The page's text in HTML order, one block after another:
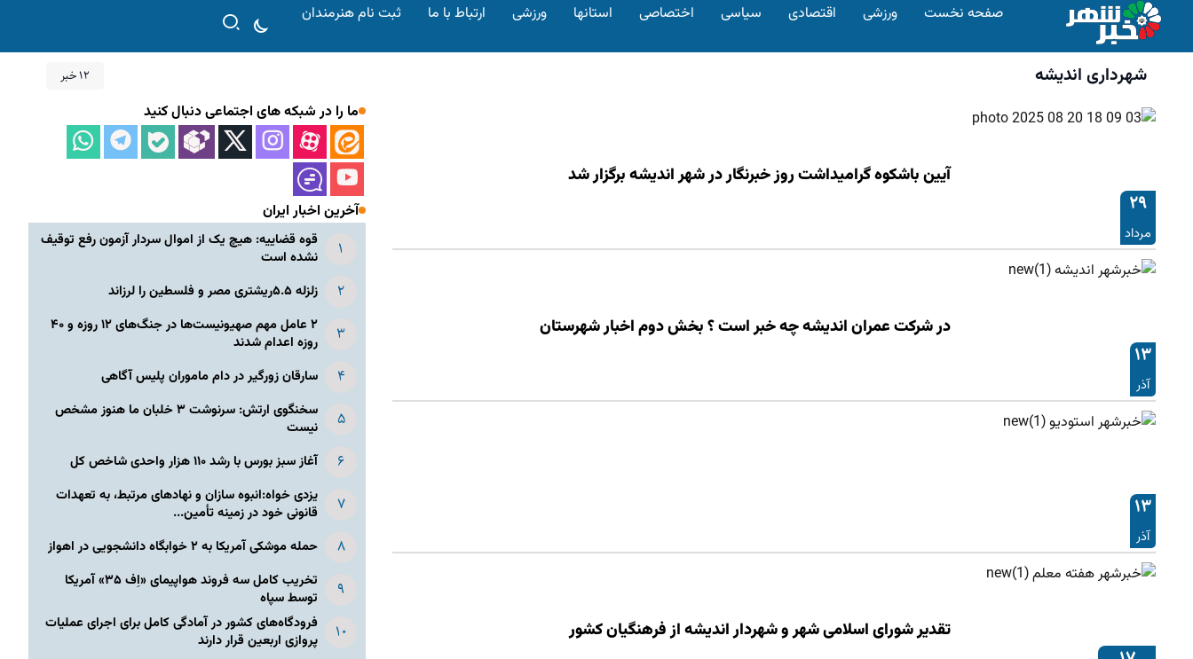
صفحه نخست ورزشی اقتصادی سیاسی اختصاصی استانها ورزشی ارتباط با ما ثبت نام هنرمندان
شهرداری اندیشه 12 خبر
۲۹
مرداد
آیین باشکوه گرامیداشت روز خبرنگار در شهر اندیشه برگزار شد
۱۳
آذر
در شرکت عمران اندیشه چه خبر است ؟ بخش دوم اخبار شهرستان
۱۳
آذر
تقدیر شورای اسلامی شهر و شهردار اندیشه از فرهنگیان کشور
ما را در شبکه های اجتماعی دنبال کنید
آخرین اخبار ایران
قوه قضاییه: هیچ یک از اموال سردار آزمون رفع توقیف
نشده است
زلزله ۵.۵ریشتری مصر و فلسطین را لرزاند
۲ عامل مهم صهیونیست‌ها در جنگ‌های ۱۲ روزه و ۴۰
روزه اعدام شدند
سارقان زورگیر در دام ماموران پلیس آگاهی
سخنگوی ارتش: سرنوشت ۳ خلبان ما هنوز مشخص
نیست
آغاز سبز بورس با رشد ۱۱۰ هزار واحدی شاخص کل
یزدی خواه:انبوه سازان و نهادهای مرتبط، به تعهدات
قانونی خود در زمینه تأمین...
حمله موشکی آمریکا به ۲ خوابگاه دانشجویی در اهواز
تخریب کامل سه فروند هواپیمای «اِف ۳۵» آمریکا
توسط سپاه
فرودگاه‌های کشور در آمادگی کامل برای اجرای عملیات
پروازی اربعین قرار دارند